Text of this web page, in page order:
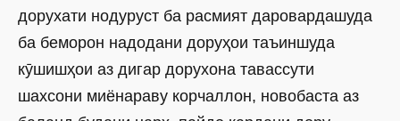
дорухати нодуруст ба расмият даровардашуда
ба беморон надодани доруҳои таъиншуда
кӯшишҳои аз дигар дорухона тавассути
шахсони миёнараву корчаллон, новобаста аз